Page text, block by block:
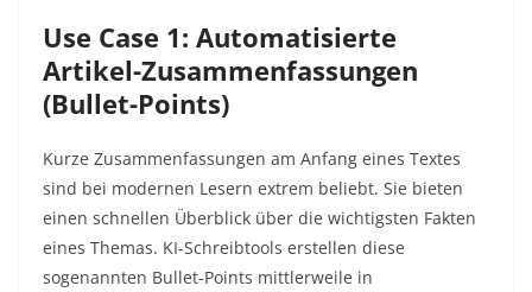
Use Case 1: Automatisierte
Artikel-Zusammenfassungen
(Bullet-Points)
Kurze Zusammenfassungen am Anfang eines Textes
sind bei modernen Lesern extrem beliebt. Sie bieten
einen schnellen Überblick über die wichtigsten Fakten
eines Themas. KI-Schreibtools erstellen diese
sogenannten Bullet-Points mittlerweile in